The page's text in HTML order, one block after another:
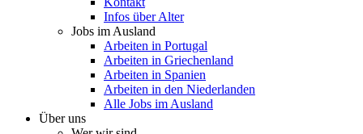
Infos über Alter
Jobs im Ausland
Arbeiten in Portugal
Arbeiten in Griechenland
Arbeiten in Spanien
Arbeiten in den Niederlanden
Alle Jobs im Ausland
Über uns